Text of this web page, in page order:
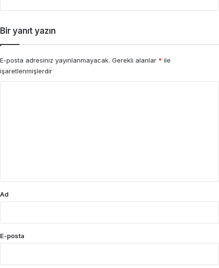
Bir yanıt yazın
E-posta adresiniz yayınlanmayacak. Gerekli alanlar * ile
işaretlenmişlerdir
Ad
E-posta